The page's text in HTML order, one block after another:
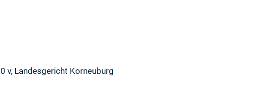
v, Landesgericht Korneuburg